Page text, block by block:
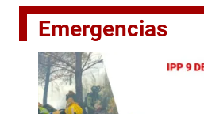
Emergencias